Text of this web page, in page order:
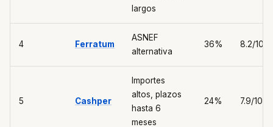
largos
4 Ferratum
ASNEF
alternativa
36% 8.2/10
5 Cashper
Importes
altos, plazos
hasta 6
meses
24% 7.9/10